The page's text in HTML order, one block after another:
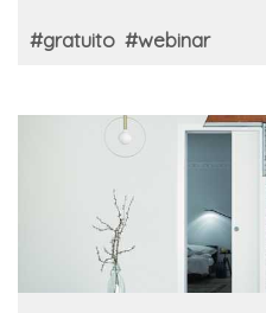
#gratuito #webinar